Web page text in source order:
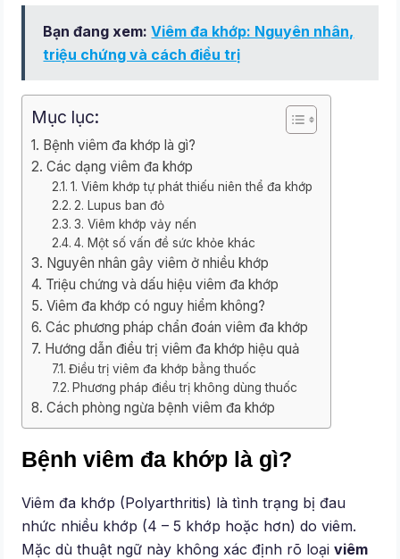
Bạn đang xem:Viêm đa khớp: Nguyên nhân,
triệu chứng và cách điều trị
Mục lục:
Bệnh viêm đa khớp là gì?
Các dạng viêm đa khớp
1. Viêm khớp tự phát thiếu niên thể đa khớp
2. Lupus ban đỏ
3. Viêm khớp vảy nến
4. Một số vấn đề sức khỏe khác
Nguyên nhân gây viêm ở nhiều khớp
Triệu chứng và dấu hiệu viêm đa khớp
Viêm đa khớp có nguy hiểm không?
Các phương pháp chẩn đoán viêm đa khớp
Hướng dẫn điều trị viêm đa khớp hiệu quả
Điều trị viêm đa khớp bằng thuốc
Phương pháp điều trị không dùng thuốc
Cách phòng ngừa bệnh viêm đa khớp
Bệnh viêm đa khớp là gì?
Viêm đa khớp (Polyarthritis) là tình trạng bị đau
nhức nhiều khớp (4 – 5 khớp hoặc hơn) do viêm.
Mặc dù thuật ngữ này không xác định rõ loạiviêm